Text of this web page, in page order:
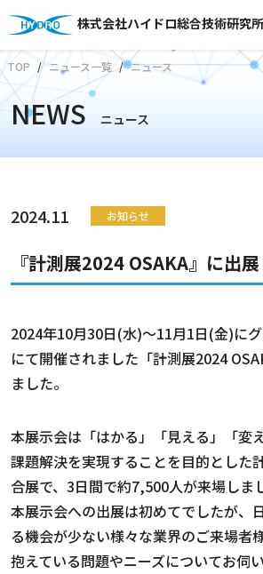
株式会社ハイドロ総合技術研究所
TOP ニュース一覧 ニュース
NEWS ニュース
2024.11 お知らせ
『計測展2024 OSAKA』に出
2024年10月30日(水)～11月1日(金)に
にて開催されました「計測展2024
ました。
本展示会は「はかる」「見える」「変
課題解決を実現することを目的とした
合展で、3日間で約7,500人が来場しま
本展示会への出展は初めてでしたが、
る機会が少ない様々な業界のご来場者
抱えている問題やニーズについてお伺